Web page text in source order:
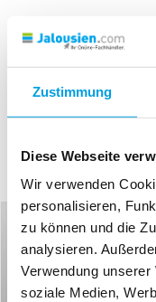
Zustimmung
Diese Webseite
Wir verwenden
personalisieren,
zu können und die
analysieren.
Verwendung
soziale Medien,